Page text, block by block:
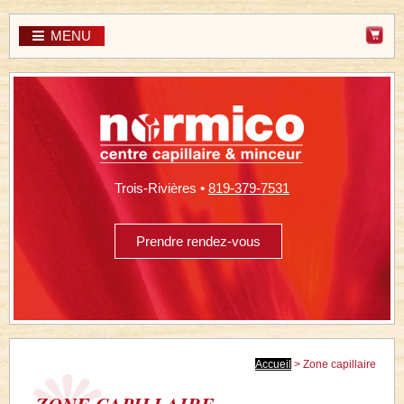
MENU
Trois-Rivières • 819-379-7531
Prendre rendez-vous
Accueil > Zone capillaire